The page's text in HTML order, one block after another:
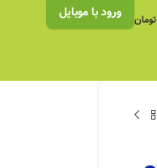
تومان ورود با موبایل